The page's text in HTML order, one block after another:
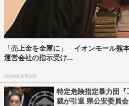
「売上金を金庫に」 イオンモール
運営会社の指示受け...
2026年8月3日
特定危険指定暴力団
裁が引退 県公安委員